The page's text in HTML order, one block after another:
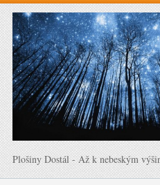
Plošiny Dostál - Až k nebeským